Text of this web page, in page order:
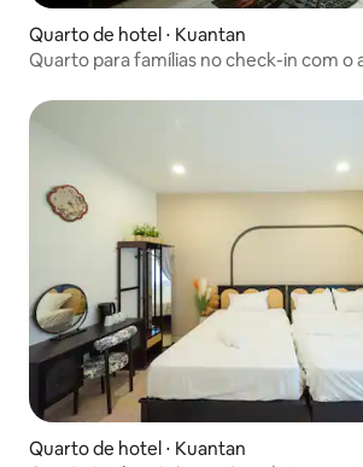
Quarto de hotel ⋅ Kuantan
Quarto para famílias no check-in com o
Quarto de hotel ⋅ Kuantan